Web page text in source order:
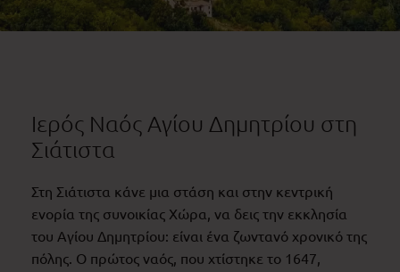
Ιερός Ναός Αγίου Δημητρίου στη
Σιάτιστα
Στη Σιάτιστα κάνε μια στάση και στην κεντρική
ενορία της συνοικίας Χώρα, να δεις την εκκλησία
του Αγίου Δημητρίου: είναι ένα ζωντανό χρονικό της
πόλης. Ο πρώτος ναός, που χτίστηκε το 1647,